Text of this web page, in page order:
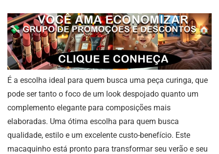
É a escolha ideal para quem busca uma peça curinga, que
pode ser tanto o foco de um look despojado quanto um
complemento elegante para composições mais
elaboradas. Uma ótima escolha para quem busca
qualidade, estilo e um excelente custo-benefício. Este
macaquinho está pronto para transformar seu verão e seu